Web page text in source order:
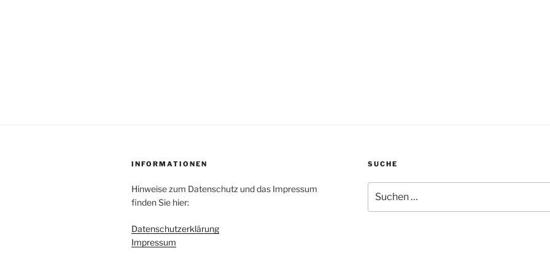
INFORMATIONEN
Hinweise zum Datenschutz und das Impressum
finden Sie hier:
Datenschutzerklärung
Impressum
SUCHE
nach: